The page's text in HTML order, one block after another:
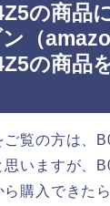
の商品
（
の商品
ご覧の方は、
思いますが、
購入できた